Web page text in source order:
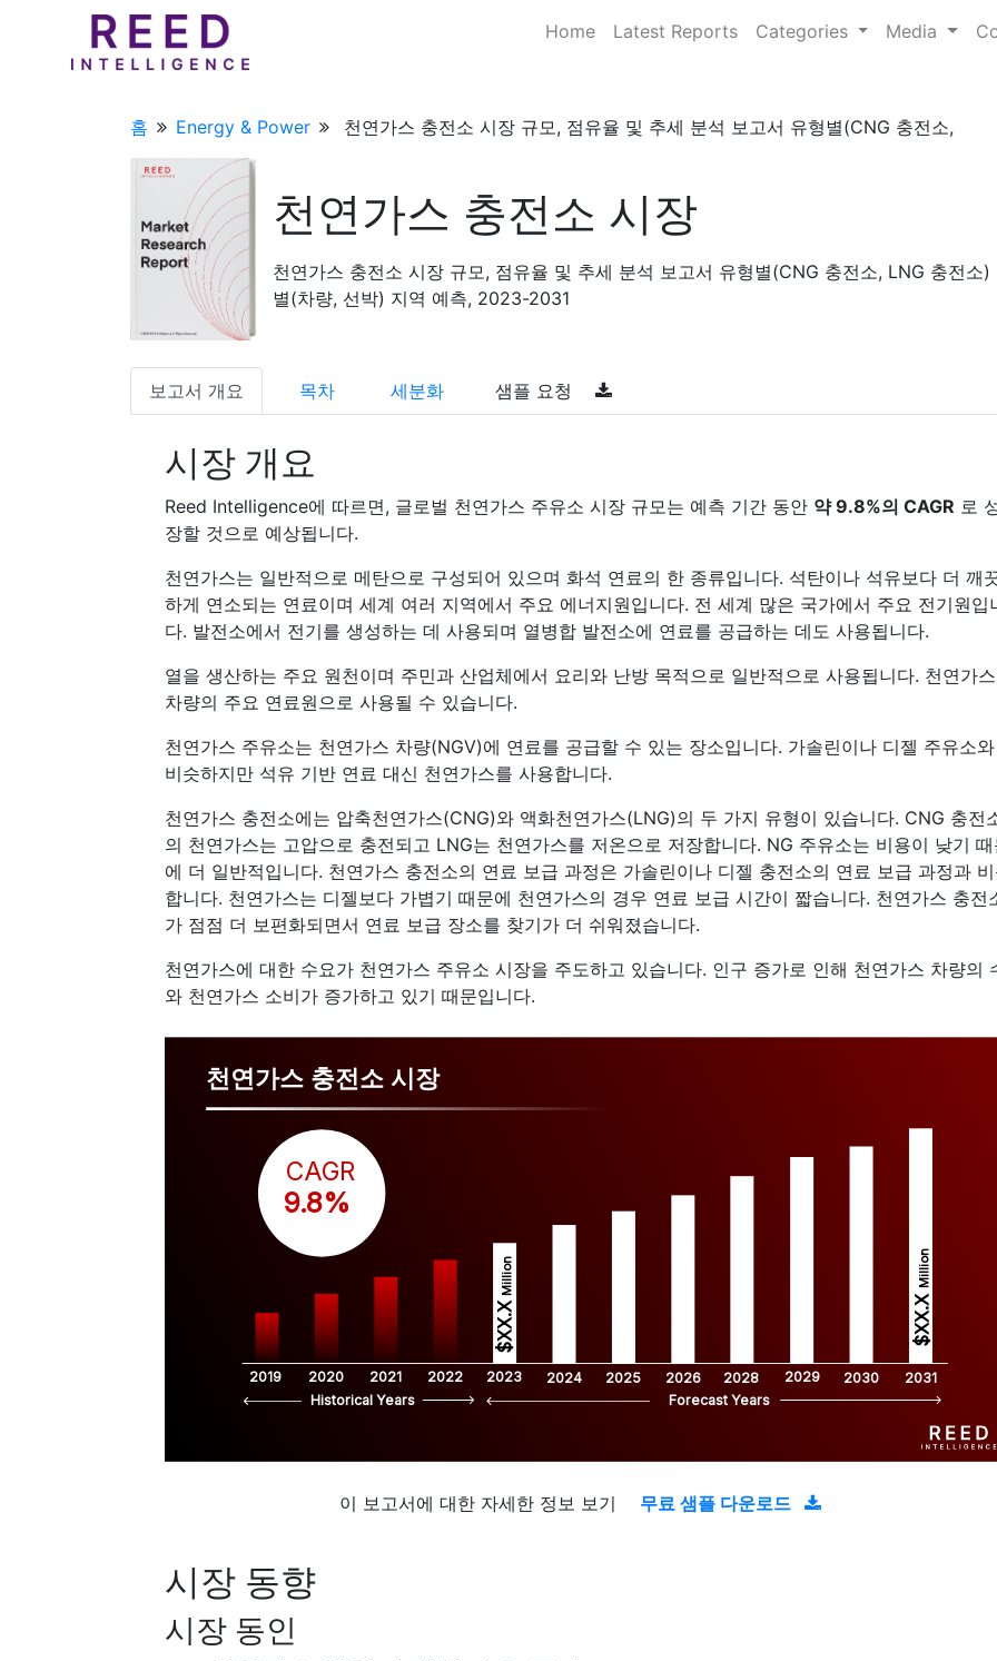
Home Latest Reports Categories Media
홈 Energy & Power 천연가스 충전소 시장 규모, 점유율 및 추세 분석 보고서 유형별(CNG 충전소,
천연가스 충전소 시장
천연가스 충전소 시장 규모, 점유율 및 추세 분석 보고서 유형별(CNG 충전소, LNG 충전소)
별(차량, 선박) 지역 예측, 2023-2031
보고서 개요 목차 세분화 샘플 요청
시장 개요
Reed Intelligence에 따르면, 글로벌 천연가스 주유소 시장 규모는 예측 기간 동안 약 9.8%의 CAGR 로
장할 것으로 예상됩니다.
천연가스는 일반적으로 메탄으로 구성되어 있으며 화석 연료의 한 종류입니다. 석탄이나 석유보다 더 깨
하게 연소되는 연료이며 세계 여러 지역에서 주요 에너지원입니다. 전 세계 많은 국가에서 주요 전기원입
다. 발전소에서 전기를 생성하는 데 사용되며 열병합 발전소에 연료를 공급하는 데도 사용됩니다.
열을 생산하는 주요 원천이며 주민과 산업체에서 요리와 난방 목적으로 일반적으로 사용됩니다. 천연가
차량의 주요 연료원으로 사용될 수 있습니다.
천연가스 주유소는 천연가스 차량(NGV)에 연료를 공급할 수 있는 장소입니다. 가솔린이나 디젤 주유소와
비슷하지만 석유 기반 연료 대신 천연가스를 사용합니다.
천연가스 충전소에는 압축천연가스(CNG)와 액화천연가스(LNG)의 두 가지 유형이 있습니다. CNG 충전
의 천연가스는 고압으로 충전되고 LNG는 천연가스를 저온으로 저장합니다. NG 주유소는 비용이 낮기
에 더 일반적입니다. 천연가스 충전소의 연료 보급 과정은 가솔린이나 디젤 충전소의 연료 보급 과정과
합니다. 천연가스는 디젤보다 가볍기 때문에 천연가스의 경우 연료 보급 시간이 짧습니다. 천연가스 충전
가 점점 더 보편화되면서 연료 보급 장소를 찾기가 더 쉬워졌습니다.
천연가스에 대한 수요가 천연가스 주유소 시장을 주도하고 있습니다. 인구 증가로 인해 천연가스 차량의
와 천연가스 소비가 증가하고 있기 때문입니다.
천연가스 충전소 시장
2019 2020 2021 2022 2023 2024 2025 2026 2028 2029 2030 2031
$XX.X
Million
$XX.X
Million
CAGR
9.8%
Historical Years Forecast Years
이 보고서에 대한 자세한 정보 보기 무료 샘플 다운로드
시장 동향
시장 동인